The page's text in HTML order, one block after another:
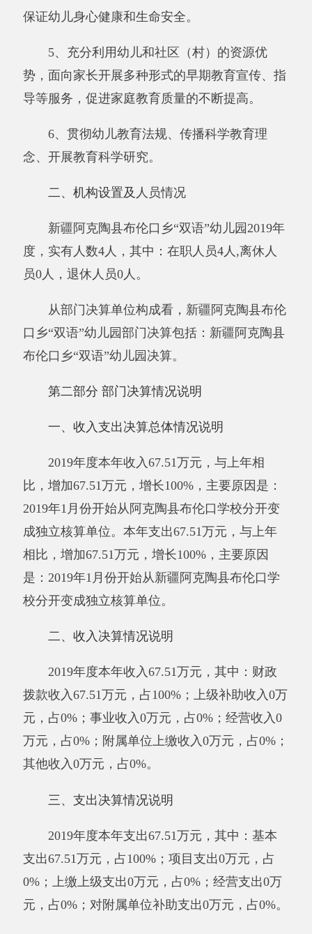
员0人，退休人员 人。
从部门决算单位构成看，新疆阿克陶县布伦
口乡“双语”幼儿园部门决算包括：新疆阿克陶县
布伦口乡“双语”幼儿园决算。
第二部分 部门决算情况说明
一、收入支出决算总体情况说明
2019年度本年收入67.51万元，与上年相
2019年1月份开始从阿克陶县布伦口学校分开变
成独立核算单位。本年支出67.51万元，与上年
相比，增加67.51万元，增长100%，主要原因
校分开变成独立核算单位。
二、收入决算情况说明
拨款收入67.51万元，占100%；上级补助收入0万
元，占0%；事业收入0万元，占0%；经营收入0
其他收入0万元，占0%。
三、支出决算情况说明
2019年度本年支出 67.51 万元，其中：基本
0%；上缴上级支出0万元，占0%；经营支出0万
元，占0%；对附属单位补助支出0万元，占0%。
相比，增加67.51万元，增长100%，主要原因
是：2019年1月份开始从 新疆 阿克陶县布伦口学
校分开变成独立核算单位
。财政拨款支出 67.51
100%，主要原因是： 2019年1月份开始从新疆阿
克陶县布伦口学校分开变成独立核算单位
与年初预算数相比情况：财政拨款收入年初
异率14.58%，主要原因是：由于2019年工作需
要，特岗教师人数调整，工资增长。财政拨款支
出年初预算数58.92万元，决算数67.51 万元，预
决算差异率14.58%，主要原因是：由于2019年工